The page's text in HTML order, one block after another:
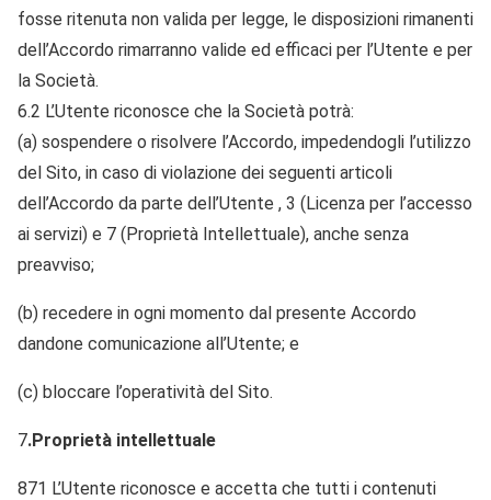
fosse ritenuta non valida per legge, le disposizioni rimanenti
dell’Accordo rimarranno valide ed efficaci per l’Utente e per
la Società.
6.2 L’Utente riconosce che la Società potrà:
(a) sospendere o risolvere l’Accordo, impedendogli l’utilizzo
del Sito, in caso di violazione dei seguenti articoli
dell’Accordo da parte dell’Utente , 3 (Licenza per l’accesso
ai servizi) e 7 (Proprietà Intellettuale), anche senza
preavviso;
(b) recedere in ogni momento dal presente Accordo
dandone comunicazione all’Utente; e
(c) bloccare l’operatività del Sito.
7.Proprietà intellettuale
871 L’Utente riconosce e accetta che tutti i contenuti